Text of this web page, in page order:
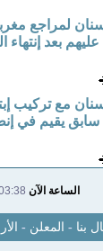
لمراجع
بعد إنتهاء
مع تركيب
يقيم في
الساعة الآن03:38 PM
بنا-المعلن-